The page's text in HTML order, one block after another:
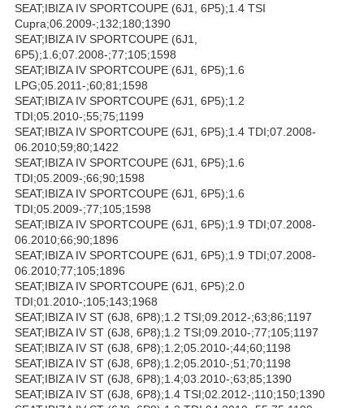
SEAT;IBIZA IV SPORTCOUPE (6J1, 6P5);1.4 TSI
Cupra;06.2009-;132;180;1390
SEAT;IBIZA IV SPORTCOUPE (6J1,
6P5);1.6;07.2008-;77;105;1598
SEAT;IBIZA IV SPORTCOUPE (6J1, 6P5);1.6
LPG;05.2011-;60;81;1598
SEAT;IBIZA IV SPORTCOUPE (6J1, 6P5);1.2
TDI;05.2010-;55;75;1199
SEAT;IBIZA IV SPORTCOUPE (6J1, 6P5);1.4 TDI;07.2008-
06.2010;59;80;1422
SEAT;IBIZA IV SPORTCOUPE (6J1, 6P5);1.6
TDI;05.2009-;66;90;1598
SEAT;IBIZA IV SPORTCOUPE (6J1, 6P5);1.6
TDI;05.2009-;77;105;1598
SEAT;IBIZA IV SPORTCOUPE (6J1, 6P5);1.9 TDI;07.2008-
06.2010;66;90;1896
SEAT;IBIZA IV SPORTCOUPE (6J1, 6P5);1.9 TDI;07.2008-
06.2010;77;105;1896
SEAT;IBIZA IV SPORTCOUPE (6J1, 6P5);2.0
TDI;01.2010-;105;143;1968
SEAT;IBIZA IV ST (6J8, 6P8);1.2 TSI;09.2012-;63;86;1197
SEAT;IBIZA IV ST (6J8, 6P8);1.2 TSI;09.2010-;77;105;1197
SEAT;IBIZA IV ST (6J8, 6P8);1.2;05.2010-;44;60;1198
SEAT;IBIZA IV ST (6J8, 6P8);1.2;05.2010-;51;70;1198
SEAT;IBIZA IV ST (6J8, 6P8);1.4;03.2010-;63;85;1390
SEAT;IBIZA IV ST (6J8, 6P8);1.4 TSI;02.2012-;110;150;1390